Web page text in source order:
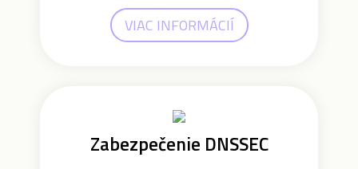
VIAC INFORMÁCIÍ
Zabezpečenie DNSSEC